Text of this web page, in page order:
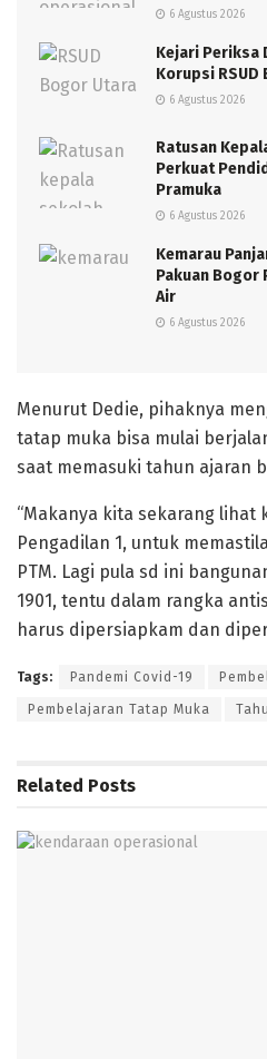
6 Agustus 2026
Kejari Periksa
Korupsi
6 Agustus 2026
Ratusan
Perkuat
Pramuka
6 Agustus 2026
Kemarau
Pakuan Bogor
Air
6 Agustus 2026
Menurut Dedie, pihaknya
tatap muka bisa mulai
saat memasuki tahun ajaran
“Makanya kita sekarang lihat
Pengadilan 1, untuk
PTM. Lagi pula sd ini
1901, tentu dalam rangka
harus dipersiapkam dan
Tags: Pandemi Covid-19
Pembelajaran Tatap Muka
Related Posts